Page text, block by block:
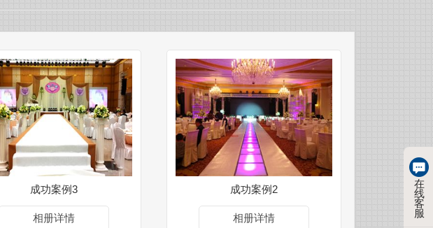
成功案例3
相册详情
成功案例2
相册详情
在
线
客
服